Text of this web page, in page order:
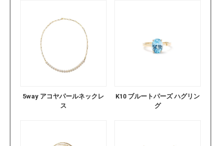
5way アコヤパールネックレ
ス
K10 ブルートパーズ ハグリン
グ